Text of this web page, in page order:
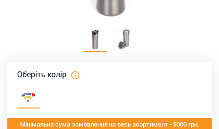
Оберіть колір
Мінімальна сума замовлення на весь асортимент - 5000 грн.